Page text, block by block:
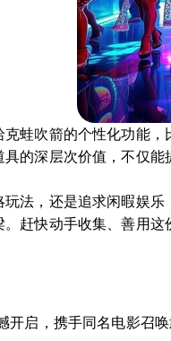
蛙吹箭的个性化功能
的深层次价值，不仅
法，还是追求闲暇娱
赶快动手收集、善用
开启，携手同名电影召